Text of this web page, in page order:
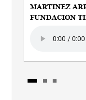
MARTINEZ
FUNDACION